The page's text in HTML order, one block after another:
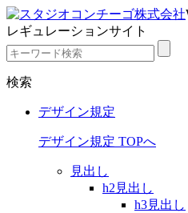
レギュレーションサイト
検索
デザイン規定
デザイン規定 TOPへ
見出し
h2見出し
h3見出し